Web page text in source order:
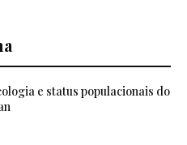
e status populacionais do